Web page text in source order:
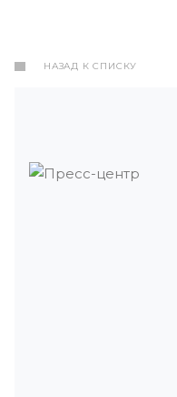
НАЗАД К СПИСКУ